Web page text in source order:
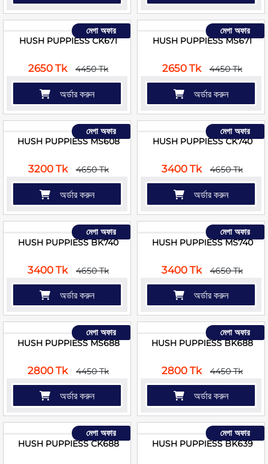
মেগা অফার
HUSH PUPPIESS CK671
2650 Tk 4450 Tk
অর্ডার করুন
মেগা অফার
HUSH PUPPIESS MS671
2650 Tk 4450 Tk
অর্ডার করুন
মেগা অফার
HUSH PUPPIESS MS608
3200 Tk 4650 Tk
অর্ডার করুন
মেগা অফার
HUSH PUPPIESS CK740
3400 Tk 4650 Tk
অর্ডার করুন
মেগা অফার
HUSH PUPPIESS BK740
3400 Tk 4650 Tk
অর্ডার করুন
মেগা অফার
HUSH PUPPIESS MS740
3400 Tk 4650 Tk
অর্ডার করুন
মেগা অফার
HUSH PUPPIESS MS688
2800 Tk 4450 Tk
অর্ডার করুন
মেগা অফার
HUSH PUPPIESS BK688
2800 Tk 4450 Tk
অর্ডার করুন
মেগা অফার
HUSH PUPPIESS CK688
মেগা অফার
HUSH PUPPIESS BK639